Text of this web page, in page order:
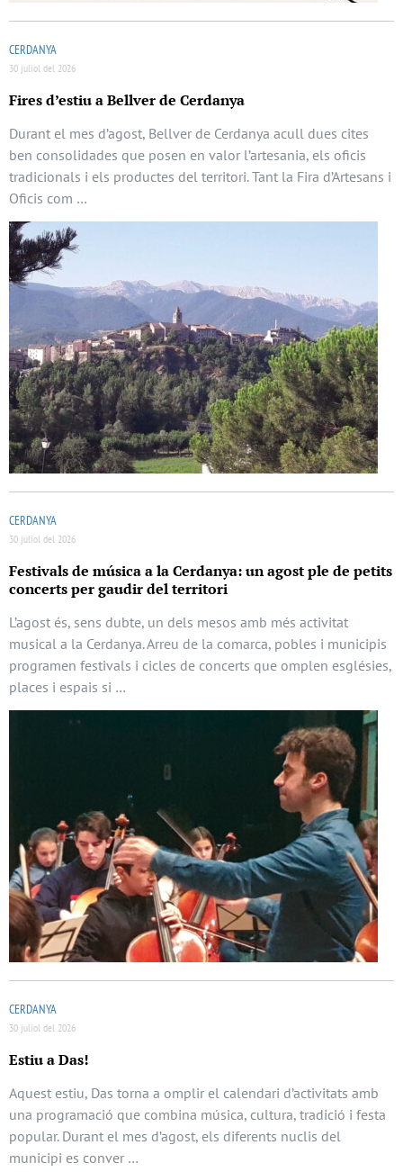
CERDANYA
30 juliol del 2026
Fires d’estiu a Bellver de Cerdanya
Durant el mes d’agost, Bellver de Cerdanya acull dues cites
ben consolidades que posen en valor l’artesania, els oficis
tradicionals i els productes del territori. Tant la Fira d’Artesans i
Oficis com …
CERDANYA
30 juliol del 2026
Festivals de música a la Cerdanya: un agost ple de petits
concerts per gaudir del territori
L’agost és, sens dubte, un dels mesos amb més activitat
musical a la Cerdanya. Arreu de la comarca, pobles i municipis
programen festivals i cicles de concerts que omplen esglésies,
places i espais si …
CERDANYA
30 juliol del 2026
Estiu a Das!
Aquest estiu, Das torna a omplir el calendari d’activitats amb
una programació que combina música, cultura, tradició i festa
popular. Durant el mes d’agost, els diferents nuclis del
municipi es conver …